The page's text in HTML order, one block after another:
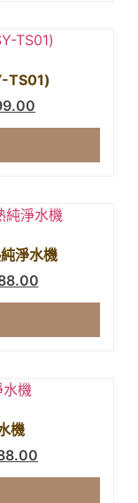
TS01)
淨水機
機